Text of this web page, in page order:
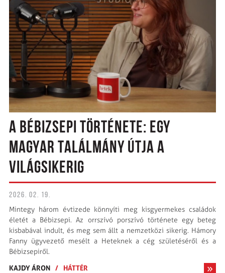
A BÉBIZSEPI TÖRTÉNETE: EGY
MAGYAR TALÁLMÁNY ÚTJA A
VILÁGSIKERIG
2026. 02. 19.
Mintegy három évtizede könnyíti meg kisgyermekes családok
életét a Bébizsepi. Az orrszívó porszívó története egy beteg
kisbabával indult, és meg sem állt a nemzetközi sikerig. Hámory
Fanny ügyvezető mesélt a Heteknek a cég születéséről és a
Bébizsepiről.
KAJDY ÁRON / HÁTTÉR